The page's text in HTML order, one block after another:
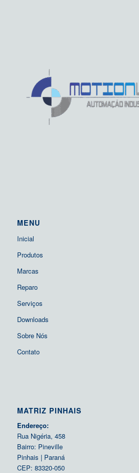
MENU
Inicial
Produtos
Marcas
Reparo
Serviços
Downloads
Sobre Nós
Contato
MATRIZ PINHAIS
Endereço:
Rua Nigéria, 458
Bairro: Pineville
Pinhais | Paraná
CEP: 83320-050